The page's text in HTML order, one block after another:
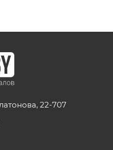
22-707